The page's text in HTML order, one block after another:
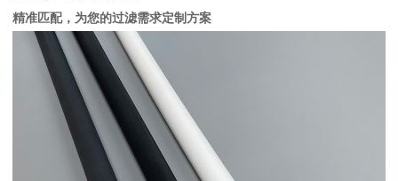
精准匹配，为您的过滤需求定制方案